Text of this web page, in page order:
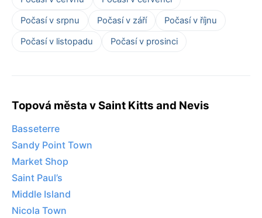
Počasí v srpnu
Počasí v září
Počasí v říjnu
Počasí v listopadu
Počasí v prosinci
Topová města v Saint Kitts and Nevis
Basseterre
Sandy Point Town
Market Shop
Saint Paul’s
Middle Island
Nicola Town